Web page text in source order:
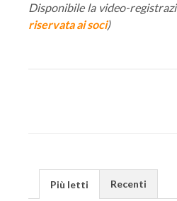
Disponibile la video-
riservata ai soci)
Più letti Recenti